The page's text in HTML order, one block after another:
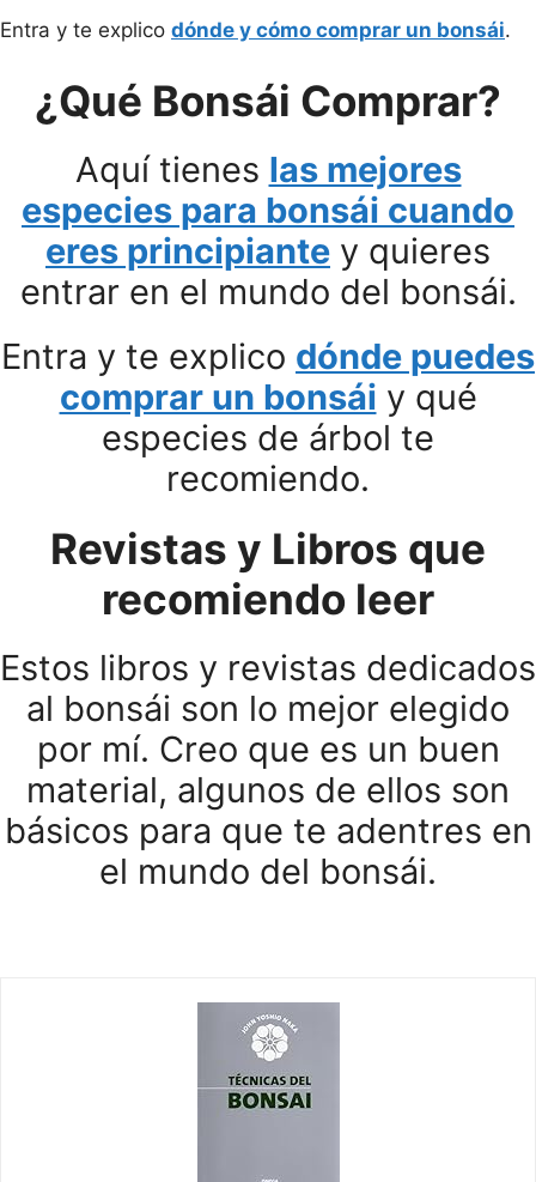
Entra y te explico dónde y cómo comprar un bonsái.
¿Qué Bonsái Comprar?
Aquí tienes las mejores
especies para bonsái cuando
eres principiante y quieres
entrar en el mundo del bonsái.
Entra y te explico dónde puedes
comprar un bonsái y qué
especies de árbol te
recomiendo.
Revistas y Libros que
recomiendo leer
Estos libros y revistas dedicados
al bonsái son lo mejor elegido
por mí. Creo que es un buen
material, algunos de ellos son
básicos para que te adentres en
el mundo del bonsái.